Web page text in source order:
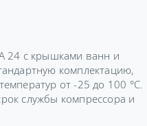
24 с крышками ванн и
комплектацию,
от -25 до 100 °C.
службы компрессора и